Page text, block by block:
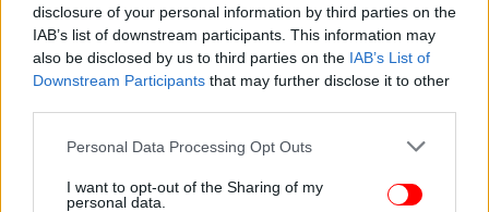
disclosure of your personal information by third parties on the
IAB’s list of downstream participants. This information may
also be disclosed by us to third parties on the IAB’s List of
Downstream Participants that may further disclose it to other
Please note that this website/app uses one or more Google
not limited to your visit or usage behaviour. You may click to
Personal Data Processing Opt Outs
I want to opt-out of the Sharing of my
personal data.